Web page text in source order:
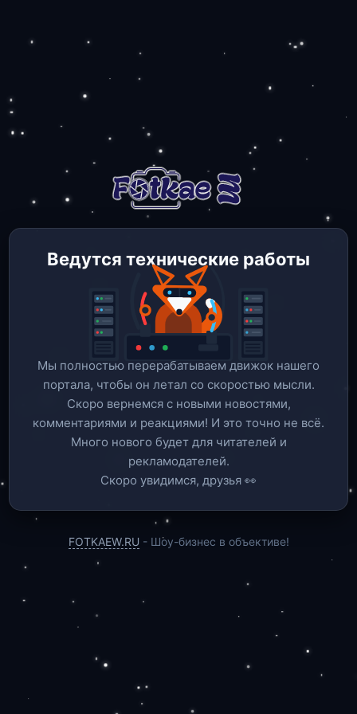
Ведутся технические работы
Мы полностью перерабатываем движок нашего
портала, чтобы он летал со скоростью мысли.
Скоро вернемся c новыми новостями,
комментариями и реакциями! И это точно не всё.
Много нового будет для читателей и
рекламодателей.
Скоро увидимся, друзья 👀
FOTKAEW.RU - Шоу-бизнес в объективе!